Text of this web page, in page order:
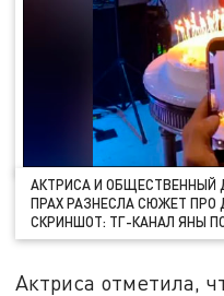
АКТРИСА И ОБЩЕСТВЕННЫЙ
ПРАХ РАЗНЕСЛА СЮЖЕТ
СКРИНШОТ: ТГ-КАНАЛ ЯНЫ
Актриса отметила,